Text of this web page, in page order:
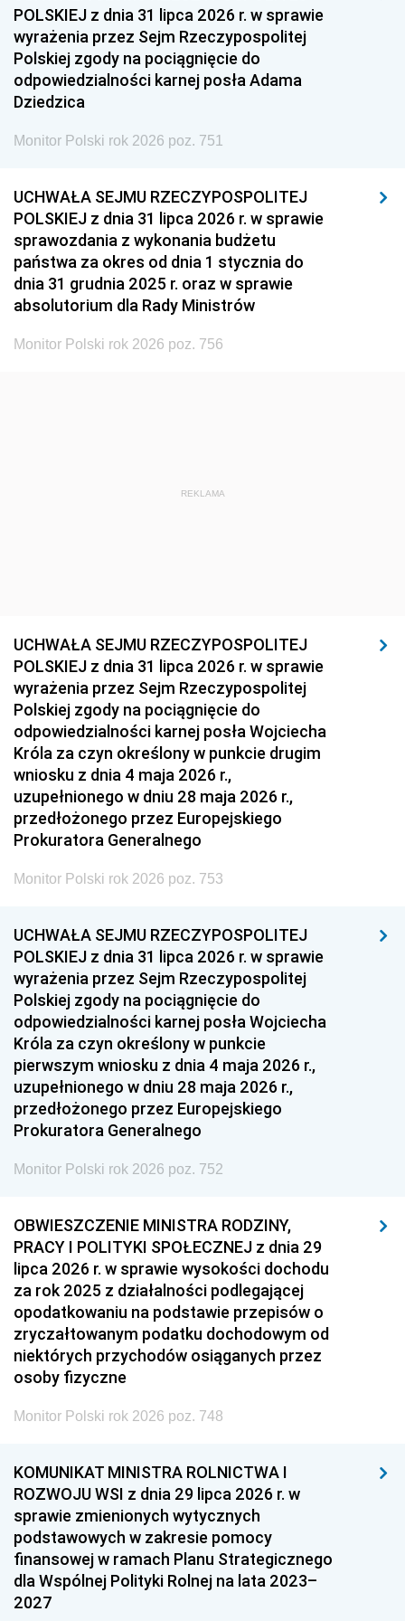
1951 1950 1949
1948 1947
1939
POLSKIEJ z dnia 31 lipca 2026 r. w sprawie
wyrażenia przez Sejm Rzeczypospolitej
Polskiej zgody na pociągnięcie do
odpowiedzialności karnej posła Adama
Dziedzica
Monitor Polski rok 2026 poz. 751
UCHWAŁA SEJMU RZECZYPOSPOLITEJ
POLSKIEJ z dnia 31 lipca 2026 r. w sprawie
sprawozdania z wykonania budżetu
państwa za okres od dnia 1 stycznia do
dnia 31 grudnia 2025 r. oraz w sprawie
absolutorium dla Rady Ministrów
Monitor Polski rok 2026 poz. 756
REKLAMA
UCHWAŁA SEJMU RZECZYPOSPOLITEJ
POLSKIEJ z dnia 31 lipca 2026 r. w sprawie
wyrażenia przez Sejm Rzeczypospolitej
Polskiej zgody na pociągnięcie do
odpowiedzialności karnej posła Wojciecha
Króla za czyn określony w punkcie drugim
wniosku z dnia 4 maja 2026 r.,
uzupełnionego w dniu 28 maja 2026 r.,
przedłożonego przez Europejskiego
Prokuratora Generalnego
Monitor Polski rok 2026 poz. 753
UCHWAŁA SEJMU RZECZYPOSPOLITEJ
POLSKIEJ z dnia 31 lipca 2026 r. w sprawie
wyrażenia przez Sejm Rzeczypospolitej
Polskiej zgody na pociągnięcie do
odpowiedzialności karnej posła Wojciecha
Króla za czyn określony w punkcie
pierwszym wniosku z dnia 4 maja 2026 r.,
uzupełnionego w dniu 28 maja 2026 r.,
przedłożonego przez Europejskiego
Prokuratora Generalnego
Monitor Polski rok 2026 poz. 752
OBWIESZCZENIE MINISTRA RODZINY,
PRACY I POLITYKI SPOŁECZNEJ z dnia 29
lipca 2026 r. w sprawie wysokości dochodu
za rok 2025 z działalności podlegającej
opodatkowaniu na podstawie przepisów o
zryczałtowanym podatku dochodowym od
niektórych przychodów osiąganych przez
osoby fizyczne
Monitor Polski rok 2026 poz. 748
KOMUNIKAT MINISTRA ROLNICTWA I
ROZWOJU WSI z dnia 29 lipca 2026 r. w
sprawie zmienionych wytycznych
podstawowych w zakresie pomocy
finansowej w ramach Planu Strategicznego
dla Wspólnej Polityki Rolnej na lata 2023–
2027